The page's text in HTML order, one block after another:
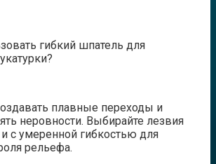
гибкий шпатель для
плавные переходы и
неровности. Выбирайте лезвия
с умеренной гибкостью для
рельефа.